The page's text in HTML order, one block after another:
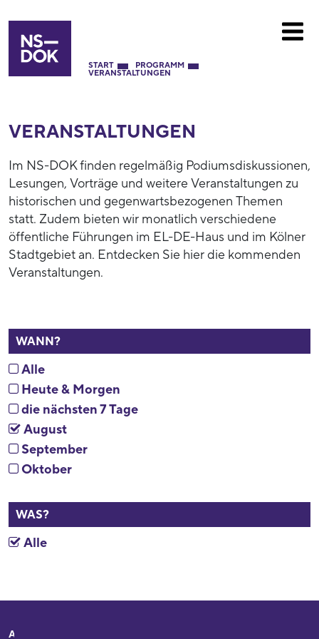
START PROGRAMM
VERANSTALTUNGEN
VERANSTALTUNGEN
Im NS-DOK finden regelmäßig Podiumsdiskussionen,
Lesungen, Vorträge und weitere Veranstaltungen zu
historischen und gegenwartsbezogenen Themen
statt. Zudem bieten wir monatlich verschiedene
öffentliche Führungen im EL-DE-Haus und im Kölner
Stadtgebiet an. Entdecken Sie hier die kommenden
Veranstaltungen.
WANN?
Alle
Heute & Morgen
die nächsten 7 Tage
August
September
Oktober
WAS?
Alle
Adresse